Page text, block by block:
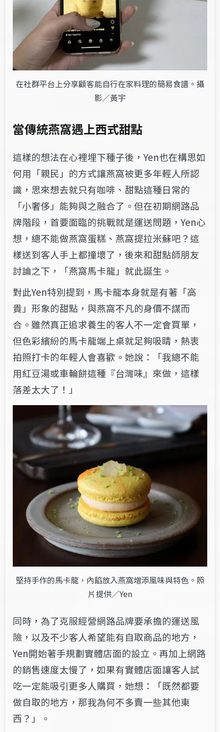
在社群平台上分享顧客能自行在家料理的簡易食譜。攝
影／黃宇
當傳統燕窩遇上西式甜點
這樣的想法在心裡埋下種子後，Yen也在構思如
何用「親民」的方式讓燕窩被更多年輕人所認
識，思來想去就只有咖啡、甜點這種日常的
「小奢侈」能夠與之融合了。但在初期網路品
牌階段，首要面臨的挑戰就是運送問題，Yen心
想，總不能做燕窩蛋糕、燕窩提拉米蘇吧？這
樣送到客人手上都撞壞了，後來和甜點師朋友
討論之下，「燕窩馬卡龍」就此誕生。
對此Yen特別提到，馬卡龍本身就是有著「高
貴」形象的甜點，與燕窩不凡的身價不謀而
合。雖然真正追求養生的客人不一定會買單，
但色彩繽紛的馬卡龍端上桌就足夠吸睛，熱衷
拍照打卡的年輕人會喜歡。她說：「我總不能
用紅豆湯或車輪餅這種『台灣味』來做，這樣
落差太大了！」
堅持手作的馬卡龍，內餡放入燕窩增添風味與特色。照
片提供／Yen
同時，為了克服經營網路品牌要承擔的運送風
險，以及不少客人希望能有自取商品的地方，
Yen開始著手規劃實體店面的設立。再加上網路
的銷售速度太慢了，如果有實體店面讓客人試
吃一定能吸引更多人購買，她想：「既然都要
做自取的地方，那我為何不多賣一些其他東
西？」。